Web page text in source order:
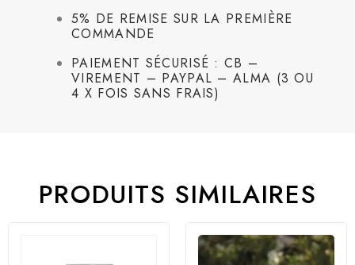
5% DE REMISE SUR LA PREMIÈRE
COMMANDE
PAIEMENT SÉCURISÉ : CB –
VIREMENT – PAYPAL – ALMA (3 OU
4 X FOIS SANS FRAIS)
PRODUITS SIMILAIRES